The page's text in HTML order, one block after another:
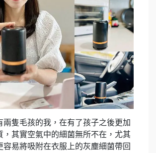
兩隻毛孩的我，在有了孩子之後更加
，其實空氣中的細菌無所不在，尤其
容易將吸附在衣服上的灰塵細菌帶回